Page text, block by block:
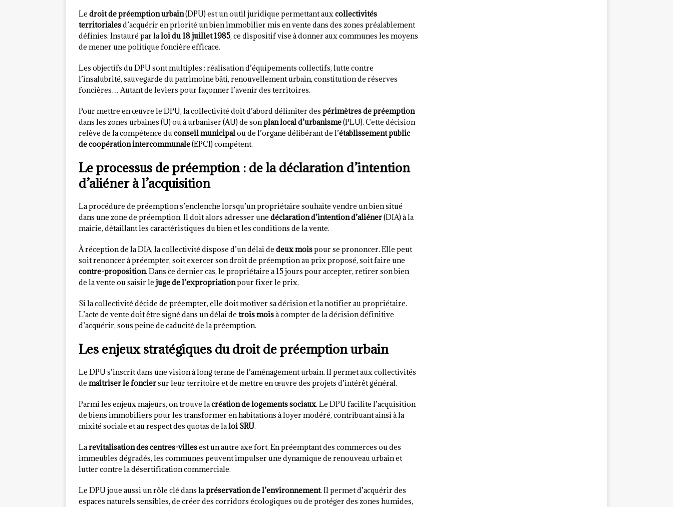
Le droit de préemption urbain(DPU) est un outil juridique permettant auxcollectivités
territorialesd’acquérir en priorité un bien immobilier mis en vente dans des zones préalablement
définies. Instauré par laloi du 18 juillet 1985, ce dispositif vise à donner aux communes les moyens
de mener une politique foncière efficace.
Les objectifs du DPU sont multiples : réalisation d’équipements collectifs, lutte contre
l’insalubrité, sauvegarde du patrimoine bâti, renouvellement urbain, constitution de réserves
foncières… Autant de leviers pour façonner l’avenir des territoires.
Pour mettre en œuvre le DPU, la collectivité doit d’abord délimiter des périmètres de préemption
dans les zones urbaines (U) ou à urbaniser (AU) de sonplan local d’urbanisme(PLU). Cette décision
relève de la compétence duconseil municipalou de l’organe délibérant de l’établissement public
de coopération intercommunale(EPCI) compétent.
Le processus de préemption : de la déclaration d’intention
d’aliéner à l’acquisition
La procédure de préemption s’enclenche lorsqu’un propriétaire souhaite vendre un bien situé
dans une zone de préemption. Il doit alors adresser une déclaration d’intention d’aliéner(DIA) à la
mairie, détaillant les caractéristiques du bien et les conditions de la vente.
À réception de la DIA, la collectivité dispose d’un délai de deux moispour se prononcer. Elle peut
soit renoncer à préempter, soit exercer son droit de préemption au prix proposé, soit faire une
contre-proposition. Dans ce dernier cas, le propriétaire a 15 jours pour accepter, retirer son bien
de la vente ou saisir le juge de l’expropriationpour fixer le prix.
Si la collectivité décide de préempter, elle doit motiver sa décision et la notifier au propriétaire.
L’acte de vente doit être signé dans un délai de trois moisà compter de la décision définitive
d’acquérir, sous peine de caducité de la préemption.
Les enjeux stratégiques du droit de préemption urbain
Le DPU s’inscrit dans une vision à long terme de l’aménagement urbain. Il permet aux collectivités
de maîtriser le fonciersur leur territoire et de mettre en œuvre des projets d’intérêt général.
Parmi les enjeux majeurs, on trouve lacréation de logements sociaux. Le DPU facilite l’acquisition
de biens immobiliers pour les transformer en habitations à loyer modéré, contribuant ainsi à la
mixité sociale et au respect des quotas de laloi SRU.
Larevitalisation des centres-villesest un autre axe fort. En préemptant des commerces ou des
immeubles dégradés, les communes peuvent impulser une dynamique de renouveau urbain et
lutter contre la désertification commerciale.
Le DPU joue aussi un rôle clé dans lapréservation de l’environnement. Il permet d’acquérir des
espaces naturels sensibles, de créer des corridors écologiques ou de protéger des zones humides,